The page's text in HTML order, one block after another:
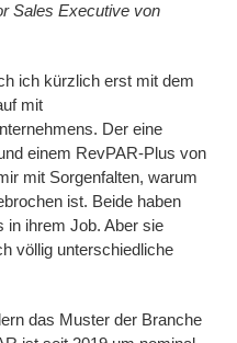
Sales Executive von
ich kürzlich erst mit dem
mit
Der eine
einem RevPAR-Plus von
mit Sorgenfalten, warum
ist. Beide haben
in ihrem Job. Aber sie
völlig unterschiedliche
das Muster der Branche